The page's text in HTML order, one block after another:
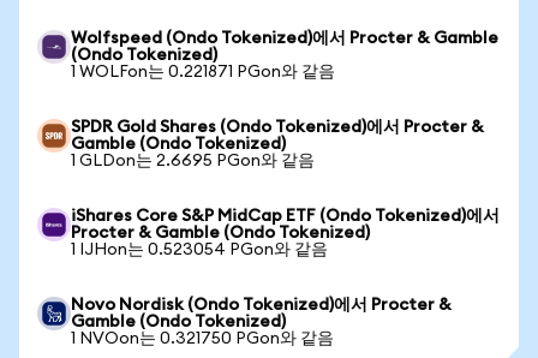
Wolfspeed (Ondo Tokenized)에서 Procter & Gamble
(Ondo Tokenized)
1 WOLFon는 0.221871 PGon와 같음
SPDR Gold Shares (Ondo Tokenized)에서 Procter &
Gamble (Ondo Tokenized)
1 GLDon는 2.6695 PGon와 같음
iShares Core S&P MidCap ETF (Ondo Tokenized)에서
Procter & Gamble (Ondo Tokenized)
1 IJHon는 0.523054 PGon와 같음
Novo Nordisk (Ondo Tokenized)에서 Procter &
Gamble (Ondo Tokenized)
1 NVOon는 0.321750 PGon와 같음